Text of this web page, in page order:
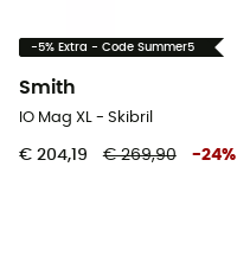
-5% Extra - Code Summer5
Smith
IO Mag XL - Skibril
€ 204,19 € 269,90 -24%